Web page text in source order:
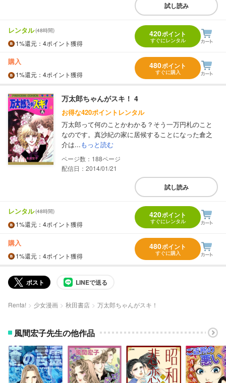
試し読み
レンタル(48時間)
1%還元 ：4ポイント獲得
420ポイント
すぐにレンタル
購入
1%還元 ：4ポイント獲得
480ポイント
すぐに購入
万太郎ちゃんがスキ！ 4
お得な420ポイントレンタル
万太郎って何のことかわかる？そう一万円札のこと
なのです。真沙紀の家に居候することになった倉之
介は...もっと読む
188
配信日：2014/01/21
試し読み
レンタル(48時間)
1%還元 ：4ポイント獲得
420ポイント
すぐにレンタル
購入
1%還元 ：4ポイント獲得
480ポイント
すぐに購入
ポスト LINEで送る
Renta! 少女漫画 秋田書店 万太郎ちゃんがスキ！
風間宏子先生の他作品